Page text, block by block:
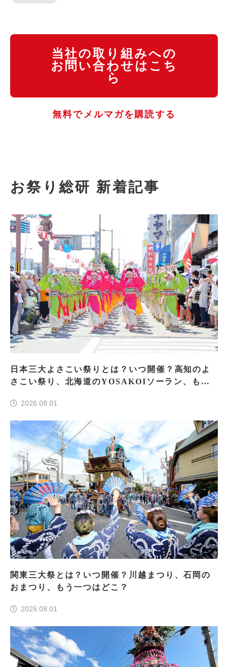
当社の取り組みへの
お問い合わせはこち
ら
無料でメルマガを購読する
お祭り総研 新着記事
日本三大よさこい祭りとは？いつ開催？高知のよ
さこい祭り、北海道のYOSAKOIソーラン、もう
2026.08.01
関東三大祭とは？いつ開催？川越まつり、石岡の
おまつり、もう一つはどこ？
2026.08.01